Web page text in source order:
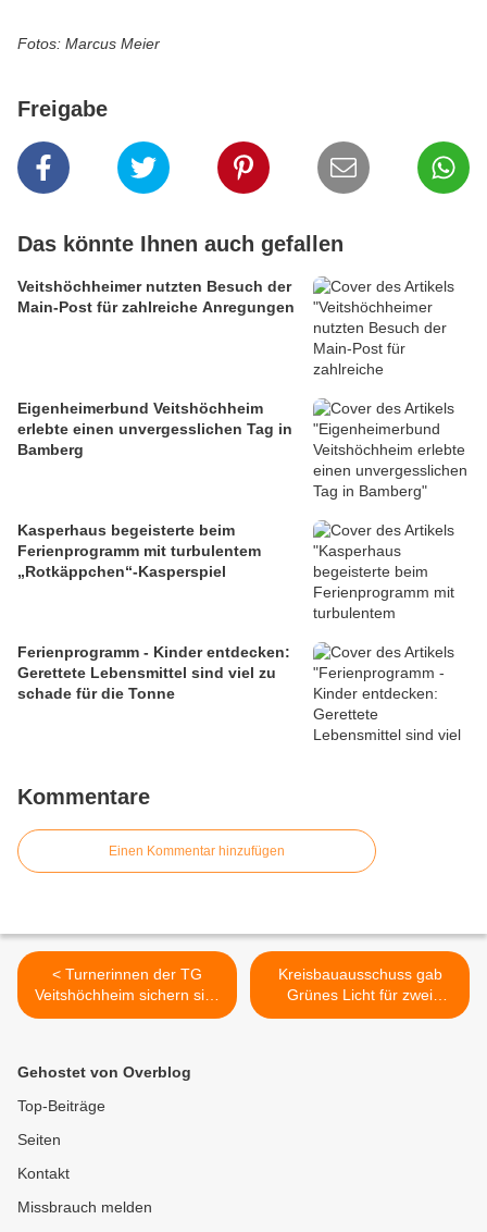
Fotos: Marcus Meier
Freigabe
Das könnte Ihnen auch gefallen
Veitshöchheimer nutzten Besuch der
Main-Post für zahlreiche Anregungen
Eigenheimerbund Veitshöchheim
erlebte einen unvergesslichen Tag in
Bamberg
Kasperhaus begeisterte beim
Ferienprogramm mit turbulentem
„Rotkäppchen“-Kasperspiel
Ferienprogramm - Kinder entdecken:
Gerettete Lebensmittel sind viel zu
schade für die Tonne
Kommentare
Einen Kommentar hinzufügen
< Turnerinnen der TG
Veitshöchheim sichern sich
mit starken Nerven den
Kreisbauausschuss gab
Grünes Licht für zwei
weitere Ampelanlagen in
Gehostet von Overblog
Top-Beiträge
Seiten
Kontakt
Missbrauch melden